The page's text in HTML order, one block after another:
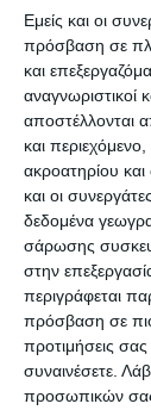
Εμείς και οι
πρόσβαση σε
και
αποστέλλονται
και
ακροατηρίου
και οι
δεδομένα
σάρωσης
στην
περιγράφεται
πρόσβαση σε πιο
προτιμήσεις
συναινέσετε.
προσωπικών σας
Ο κ.
Ο πρώτος
ήταν
χρονική
πειστικό
παράταξης
Ζακύνθου. Η
του